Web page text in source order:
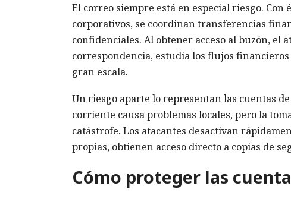
El correo siempre está en especial riesgo.
corporativos, se coordinan transferencias
confidenciales. Al obtener acceso al buzón, el
correspondencia, estudia los flujos
gran escala.
Un riesgo aparte lo representan las cuentas
corriente causa problemas locales, pero la
catástrofe. Los atacantes desactivan
propias, obtienen acceso directo a copias de
Cómo proteger las